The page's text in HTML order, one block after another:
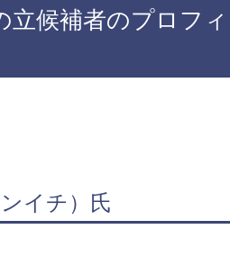
立候補者のプロフィ
イチ）氏